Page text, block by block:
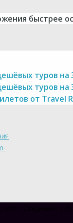
быстрее
туров на
туров на
от Travel